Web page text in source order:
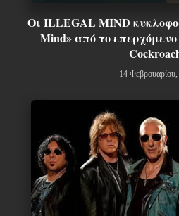
Οι ILLEGAL MIND
Mind» από το
14